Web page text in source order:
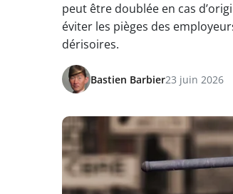
peut être doublée en cas
éviter les pièges des
dérisoires.
Bastien Barbier23 juin 2026